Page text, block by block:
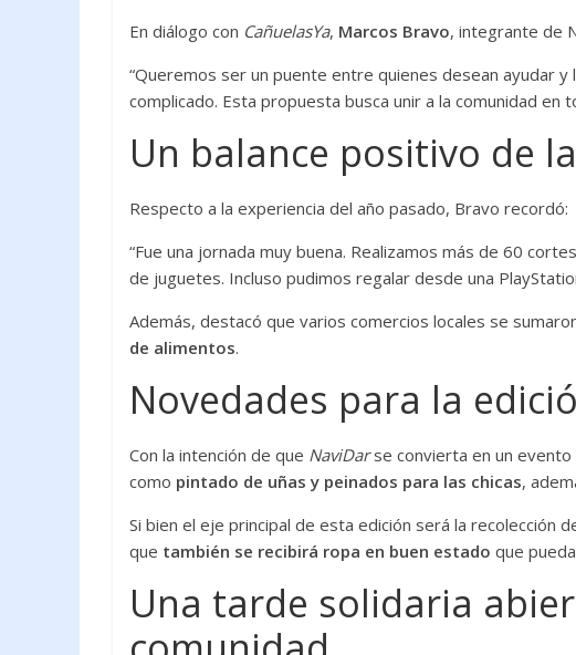
En diálogo con CañuelasYa, Marcos Bravo, integrante de
“Queremos ser un puente entre quienes desean ayudar
complicado. Esta propuesta busca unir a la comunidad en
Un balance positivo de
Respecto a la experiencia del año pasado, Bravo recordó:
“Fue una jornada muy buena. Realizamos más de 60
de juguetes. Incluso pudimos regalar desde una
Además, destacó que varios comercios locales se
de alimentos.
Novedades para la
Con la intención de que NaviDarse convierta en un evento
como pintado de uñas y peinados para las chicas,
Si bien el eje principal de esta edición será la recolección
que también se recibirá ropa en buen estado que
Una tarde solidaria